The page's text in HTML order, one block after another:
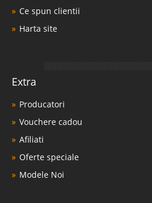
Ce spun clientii
Harta site
Extra
Producatori
Vouchere cadou
Afiliati
Oferte speciale
Modele Noi